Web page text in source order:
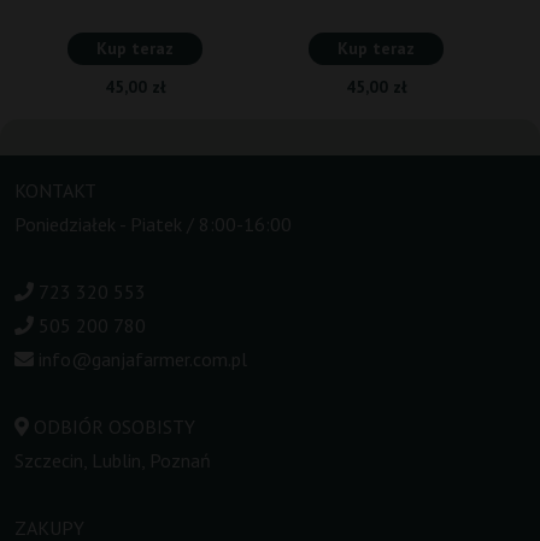
Kup teraz
45,00 zł
Kup teraz
45,00 zł
KONTAKT
Poniedziałek - Piatek / 8:00-16:00
723 320 553
505 200 780
info@ganjafarmer.com.pl
ODBIÓR OSOBISTY
Szczecin, Lublin, Poznań
ZAKUPY